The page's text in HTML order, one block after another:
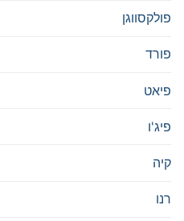
פולקסווגן
פורד
פיאט
פיג'ו
קיה
רנו